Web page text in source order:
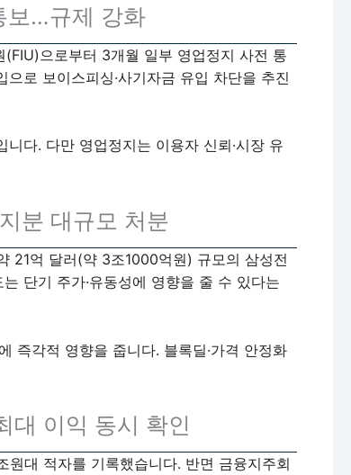
보…규제 강화
으로부터 3개월 일부 영업정지 사전 통
로 보이스피싱·사기자금 유입 차단을 추진
다. 다만 영업정지는 이용자 신뢰·시장 유
분 대규모 처분
21억 달러(약 3조1000억원) 규모의 삼성전
단기 주가·유동성에 영향을 줄 수 있다는
즉각적 영향을 줍니다. 블록딜·가격 안정화
대 이익 동시 확인
대 적자를 기록했습니다. 반면 금융지주회